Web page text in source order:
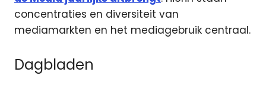
concentraties en diversiteit van
mediamarkten en het mediagebruik centraal.
Dagbladen